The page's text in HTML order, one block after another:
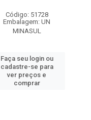
Código: 51728
Embalagem: UN
MINASUL
Faça seu login ou
cadastre-se para
ver preços e
comprar